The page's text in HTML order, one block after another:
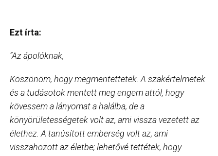
Ezt írta:
“Az ápolóknak,
Köszönöm, hogy megmentettetek. A szakértelmetek
és a tudásotok mentett meg engem attól, hogy
kövessem a lányomat a halálba, de a
könyörületességetek volt az, ami vissza vezetett az
élethez. A tanúsított emberség volt az, ami
visszahozott az életbe; lehetővé tettétek, hogy